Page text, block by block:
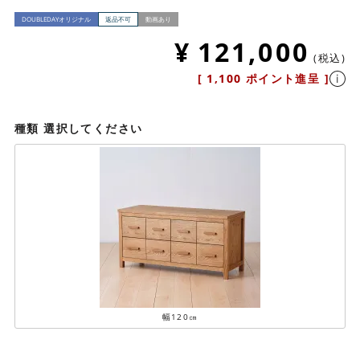
DOUBLEDAYオリジナル 返品不可 動画あり
¥ 121,000 税込
[ 1,100 ポイント進呈 ]
種類 選択してください
幅120㎝